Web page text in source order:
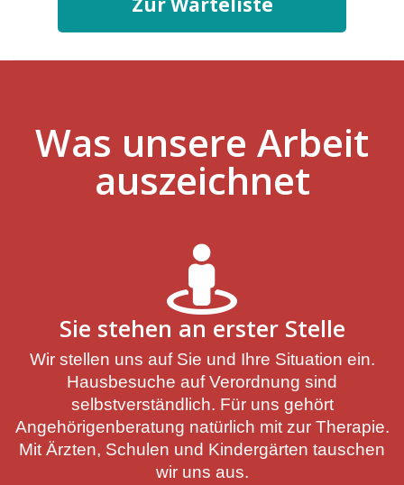
Was unsere Arbeit
auszeichnet
Sie stehen an erster Stelle
Wir stellen uns auf Sie und Ihre Situation ein.
Hausbesuche auf Verordnung sind
selbstverständlich. Für uns gehört
Angehörigenberatung natürlich mit zur Therapie.
Mit Ärzten, Schulen und Kindergärten tauschen
wir uns aus.